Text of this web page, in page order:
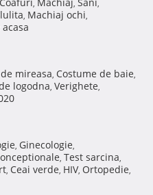
, , ,
, Machiaj ochi,
mireasa, Costume de baie,
logodna, Verighete,
, Ginecologie,
, Test sarcina,
, Ceai verde, HIV, Ortopedie,